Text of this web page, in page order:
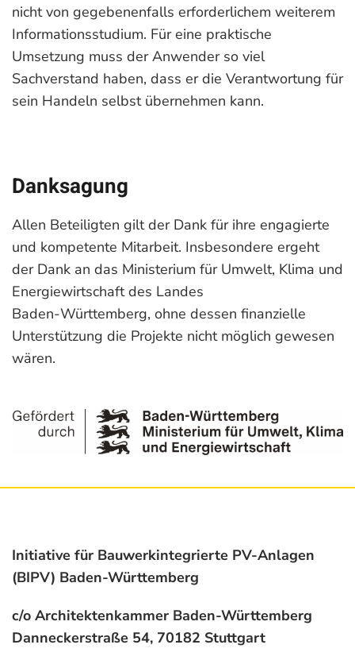
nicht von gegebenenfalls erforderlichem weiterem
Informationsstudium. Für eine praktische
Umsetzung muss der Anwender so viel
Sachverstand haben, dass er die Verantwortung für
sein Handeln selbst übernehmen kann.
Danksagung
Allen Beteiligten gilt der Dank für ihre engagierte
und kompetente Mitarbeit. Insbesondere ergeht
der Dank an das Ministerium für Umwelt, Klima und
Energiewirtschaft des Landes
Baden-Württemberg, ohne dessen finanzielle
Unterstützung die Projekte nicht möglich gewesen
wären.
Initiative für Bauwerkintegrierte PV-Anlagen
(BIPV) Baden-Württemberg
c/o Architektenkammer Baden-Württemberg
Danneckerstraße 54, 70182 Stuttgart